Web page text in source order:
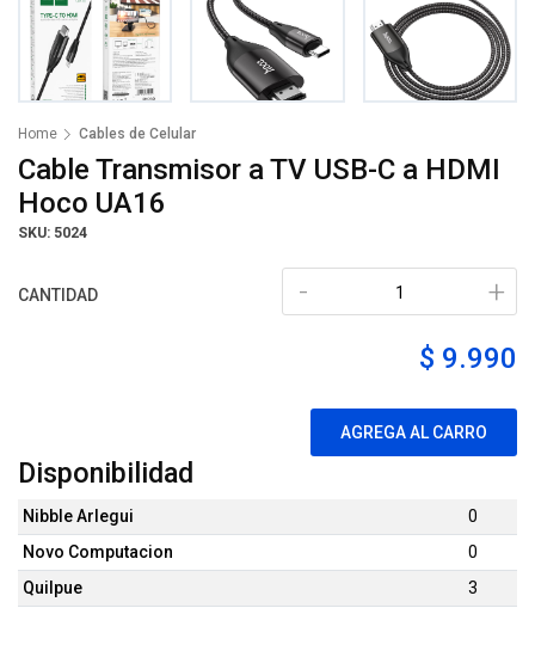
Home Cables de Celular
Cable Transmisor a TV USB-C a HDMI
Hoco UA16
SKU: 5024
CANTIDAD +
-
$ 9.990
AGREGA AL CARRO
Disponibilidad
Nibble Arlegui
0
Novo Computacion
0
Quilpue
3